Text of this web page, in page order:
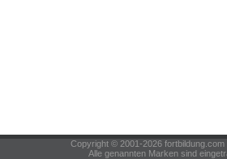
Copyright © 2001-2026
Alle genannten Marken sind